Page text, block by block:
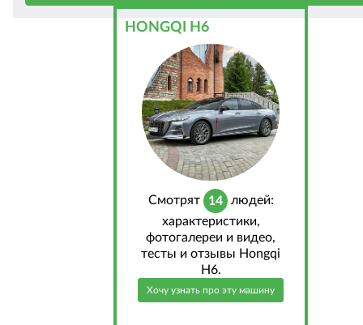
HONGQI H6
Cмотрят 14 людей:
характеристики,
фотогалереи и видео,
тесты и отзывы Hongqi
H6.
Хочу узнать про эту машину